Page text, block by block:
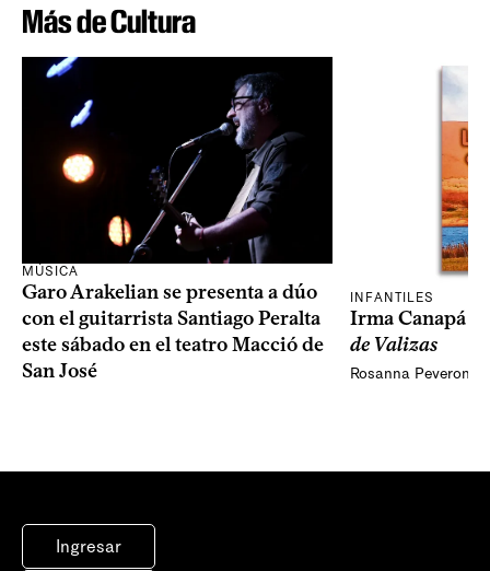
Más de Cultura
MÚSICA
Garo Arakelian se presenta a dúo
con el guitarrista Santiago Peralta
este sábado en el teatro Macció de
San José
INFANTILES
Irma Canapá
de Valizas
Rosanna Peveroni
Ingresar